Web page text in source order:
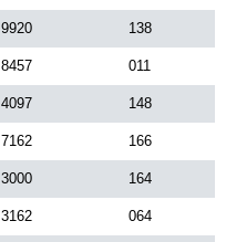
9920 138
8457 011
4097 148
7162 166
3000 164
3162 064